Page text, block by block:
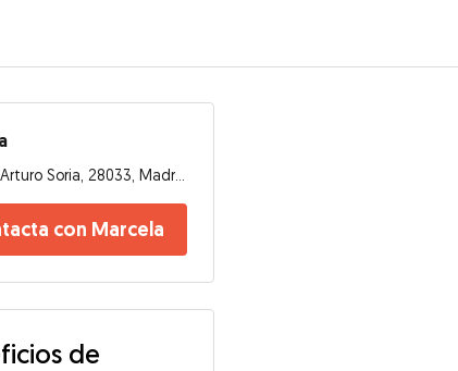
Calle Arturo Soria, 28033, Madrid
con Marcela
de